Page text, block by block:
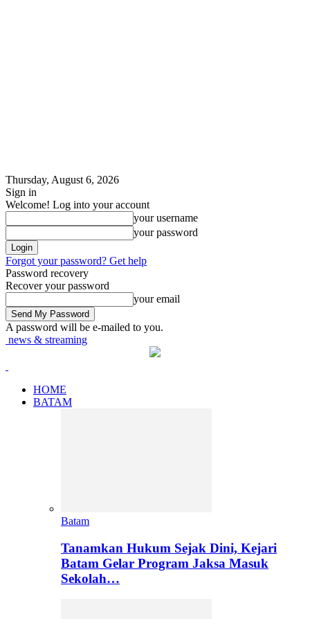
Thursday, August 6, 2026
Sign in
Welcome! Log into your account
your username
your password
Forgot your password? Get help
Password recovery
Recover your password
your email
A password will be e-mailed to you.
news & streaming
HOME
BATAM
Batam
Tanamkan Hukum Sejak Dini, Kejari
Batam Gelar Program Jaksa Masuk
Sekolah…